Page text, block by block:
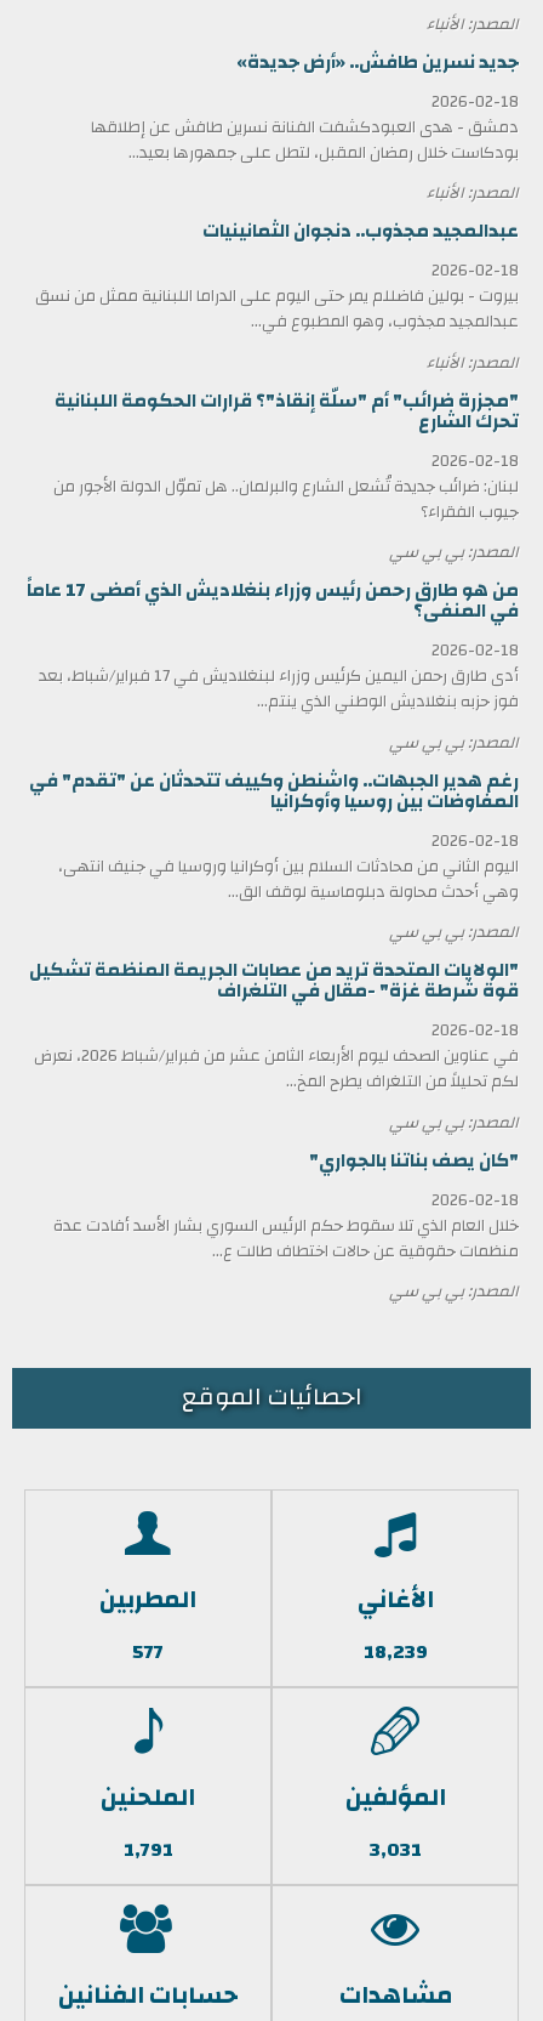
المصدر: الأنباء
جديد نسرين طافش.. «أرض جديدة»
2026-02-18
دمشق - هدى العبودكشفت الفنانة نسرين طافش عن إطلاقها
بودكاست خلال رمضان المقبل، لتطل على جمهورها بعيد...
المصدر: الأنباء
عبدالمجيد مجذوب.. دنجوان الثمانينيات
2026-02-18
بيروت - بولين فاضللم يمر حتى اليوم على الدراما اللبنانية ممثل من نسق
عبدالمجيد مجذوب، وهو المطبوع في...
المصدر: الأنباء
"مجزرة ضرائب" أم "سلّة إنقاذ"؟ قرارات الحكومة اللبنانية
تحرك الشارع
2026-02-18
لبنان: ضرائب جديدة تُشعل الشارع والبرلمان.. هل تموّل الدولة الأجور من
جيوب الفقراء؟
المصدر: بي بي سي
من هو طارق رحمن رئيس وزراء بنغلاديش الذي أمضى 17 عاماً
في المنفى؟
2026-02-18
أدى طارق رحمن اليمين كرئيس وزراء لبنغلاديش في 17 فبراير/شباط، بعد
فوز حزبه بنغلاديش الوطني الذي ينتم...
المصدر: بي بي سي
رغم هدير الجبهات.. واشنطن وكييف تتحدثان عن "تقدم" في
المفاوضات بين روسيا وأوكرانيا
2026-02-18
اليوم الثاني من محادثات السلام بين أوكرانيا وروسيا في جنيف انتهى،
وهي أحدث محاولة دبلوماسية لوقف الق...
المصدر: بي بي سي
"الولايات المتحدة تريد من عصابات الجريمة المنظمة تشكيل
قوة شرطة غزة" -مقال في التلغراف
2026-02-18
في عناوين الصحف ليوم الأربعاء الثامن عشر من فبراير/شباط 2026، نعرض
لكم تحليلاً من التلغراف يطرح المخ...
المصدر: بي بي سي
"كان يصف بناتنا بالجواري"
2026-02-18
خلال العام الذي تلا سقوط حكم الرئيس السوري بشار الأسد أفادت عدة
منظمات حقوقية عن حالات اختطاف طالت ع...
المصدر: بي بي سي
احصائيات الموقع
الأغاني
18,239
المطربين
577
المؤلفين
3,031
الملحنين
1,791
مشاهدات حسابات الفنانين